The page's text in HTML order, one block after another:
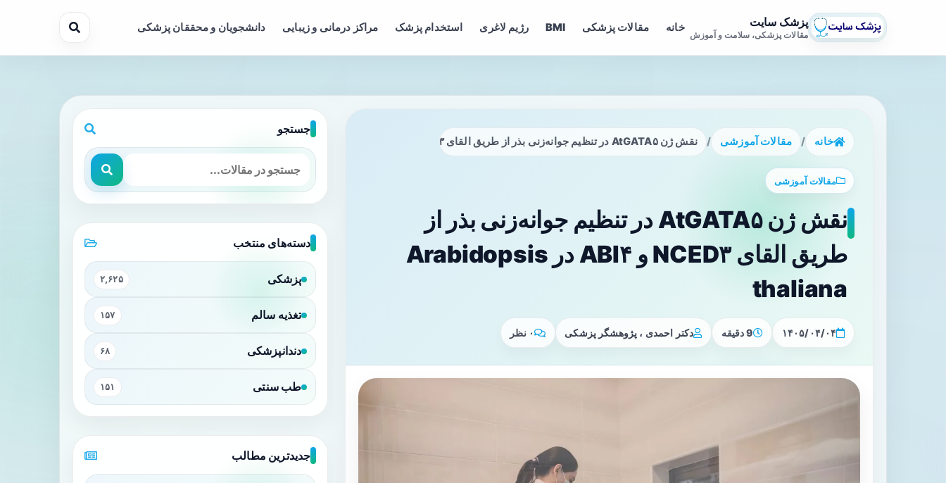
پزشک سایت
مقالات پزشکی، سلامت و آموزش
خانه مقالات پزشکی BMI رژیم لاغری استخدام پزشک مراکز درمانی و زیبایی دانشجویان و محققان پزشکی
خانه / مقالات آموزشی / نقش ژن AtGATA۵ در تنظیم جوانه‌زنی بذر از طریق القای NCED۳ و ABI۴ در Arabidopsis thaliana
مقالات آموزشی
نقش ژن AtGATA۵ در تنظیم جوانه‌زنی بذر از
طریق القای NCED۳ و ABI۴ در Arabidopsis
thaliana
۱۴۰۵/۰۴/۰۴ 9 دقیقه دکتر احمدی ، پژوهشگر پزشکی ۰ نظر
جستجو
دسته‌های منتخب
پزشکی ۲,۶۲۵
تغذیه سالم ۱۵۷
دندانپزشکی ۶۸
طب سنتی ۱۵۱
جدیدترین مطالب